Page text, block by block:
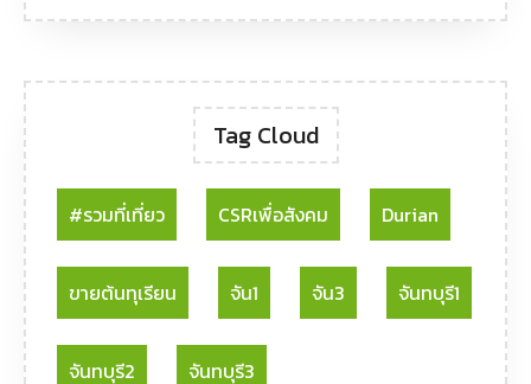
Tag Cloud
#รวมที่เที่ยว CSRเพื่อสังคม Durian
ขายต้นทุเรียน จัน1 จัน3 จันทบุรี1
จันทบุรี2 จันทบุรี3